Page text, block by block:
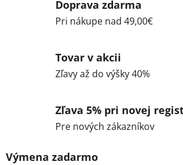
Doprava zdarma
Pri nákupe nad 49,00€
Tovar v akcii
Zľavy až do výšky 40%
Zľava 5% pri novej
Pre nových zákazníkov
Výmena zadarmo